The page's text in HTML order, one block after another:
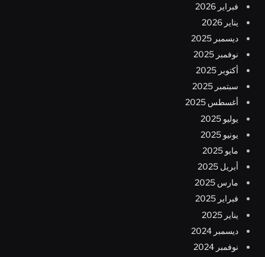
فبراير 2026
يناير 2026
ديسمبر 2025
نوفمبر 2025
أكتوبر 2025
سبتمبر 2025
أغسطس 2025
يوليو 2025
يونيو 2025
مايو 2025
أبريل 2025
مارس 2025
فبراير 2025
يناير 2025
ديسمبر 2024
نوفمبر 2024